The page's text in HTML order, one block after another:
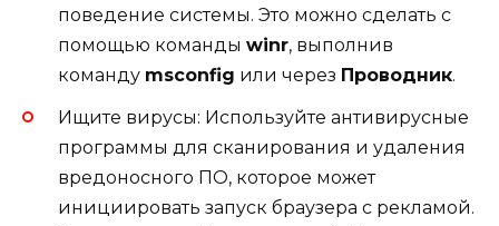
поведение системы. Это можно сделать с
помощью команды winr, выполнив
команду msconfig или через Проводник.
Ищите вирусы: Используйте антивирусные
программы для сканирования и удаления
вредоносного ПО, которое может
инициировать запуск браузера с рекламой.